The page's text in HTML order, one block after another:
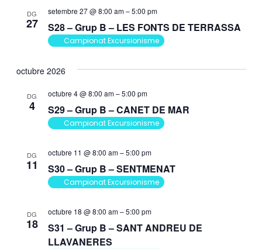
DG
27 S28 – Grup B – LES FONTS DE TERRASSA
setembre 27 @ 8:00 am–5:00 pm
Campionat Excursionisme
octubre 2026
DG
4 S29 – Grup B – CANET DE MAR
octubre 4 @ 8:00 am–5:00 pm
Campionat Excursionisme
DG
11 S30 – Grup B – SENTMENAT
octubre 11 @ 8:00 am–5:00 pm
Campionat Excursionisme
DG
18
S31 – Grup B – SANT ANDREU DE
LLAVANERES
octubre 18 @ 8:00 am–5:00 pm